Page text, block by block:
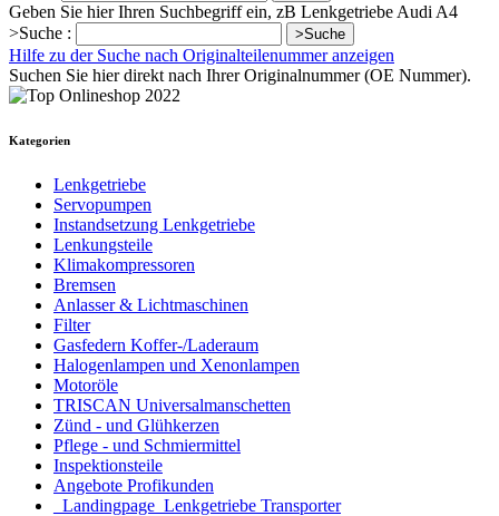
Geben Sie hier Ihren Suchbegriff ein, zB Lenkgetriebe Audi A4
>Suche :
>Suche
Hilfe zu der Suche nach Originalteilenummer anzeigen
Suchen Sie hier direkt nach Ihrer Originalnummer (OE Nummer).
Kategorien
Lenkgetriebe
Servopumpen
Instandsetzung Lenkgetriebe
Lenkungsteile
Klimakompressoren
Bremsen
Anlasser & Lichtmaschinen
Filter
Gasfedern Koffer-/Laderaum
Halogenlampen und Xenonlampen
Motoröle
TRISCAN Universalmanschetten
Zünd - und Glühkerzen
Pflege - und Schmiermittel
Inspektionsteile
Angebote Profikunden
_Landingpage_Lenkgetriebe Transporter